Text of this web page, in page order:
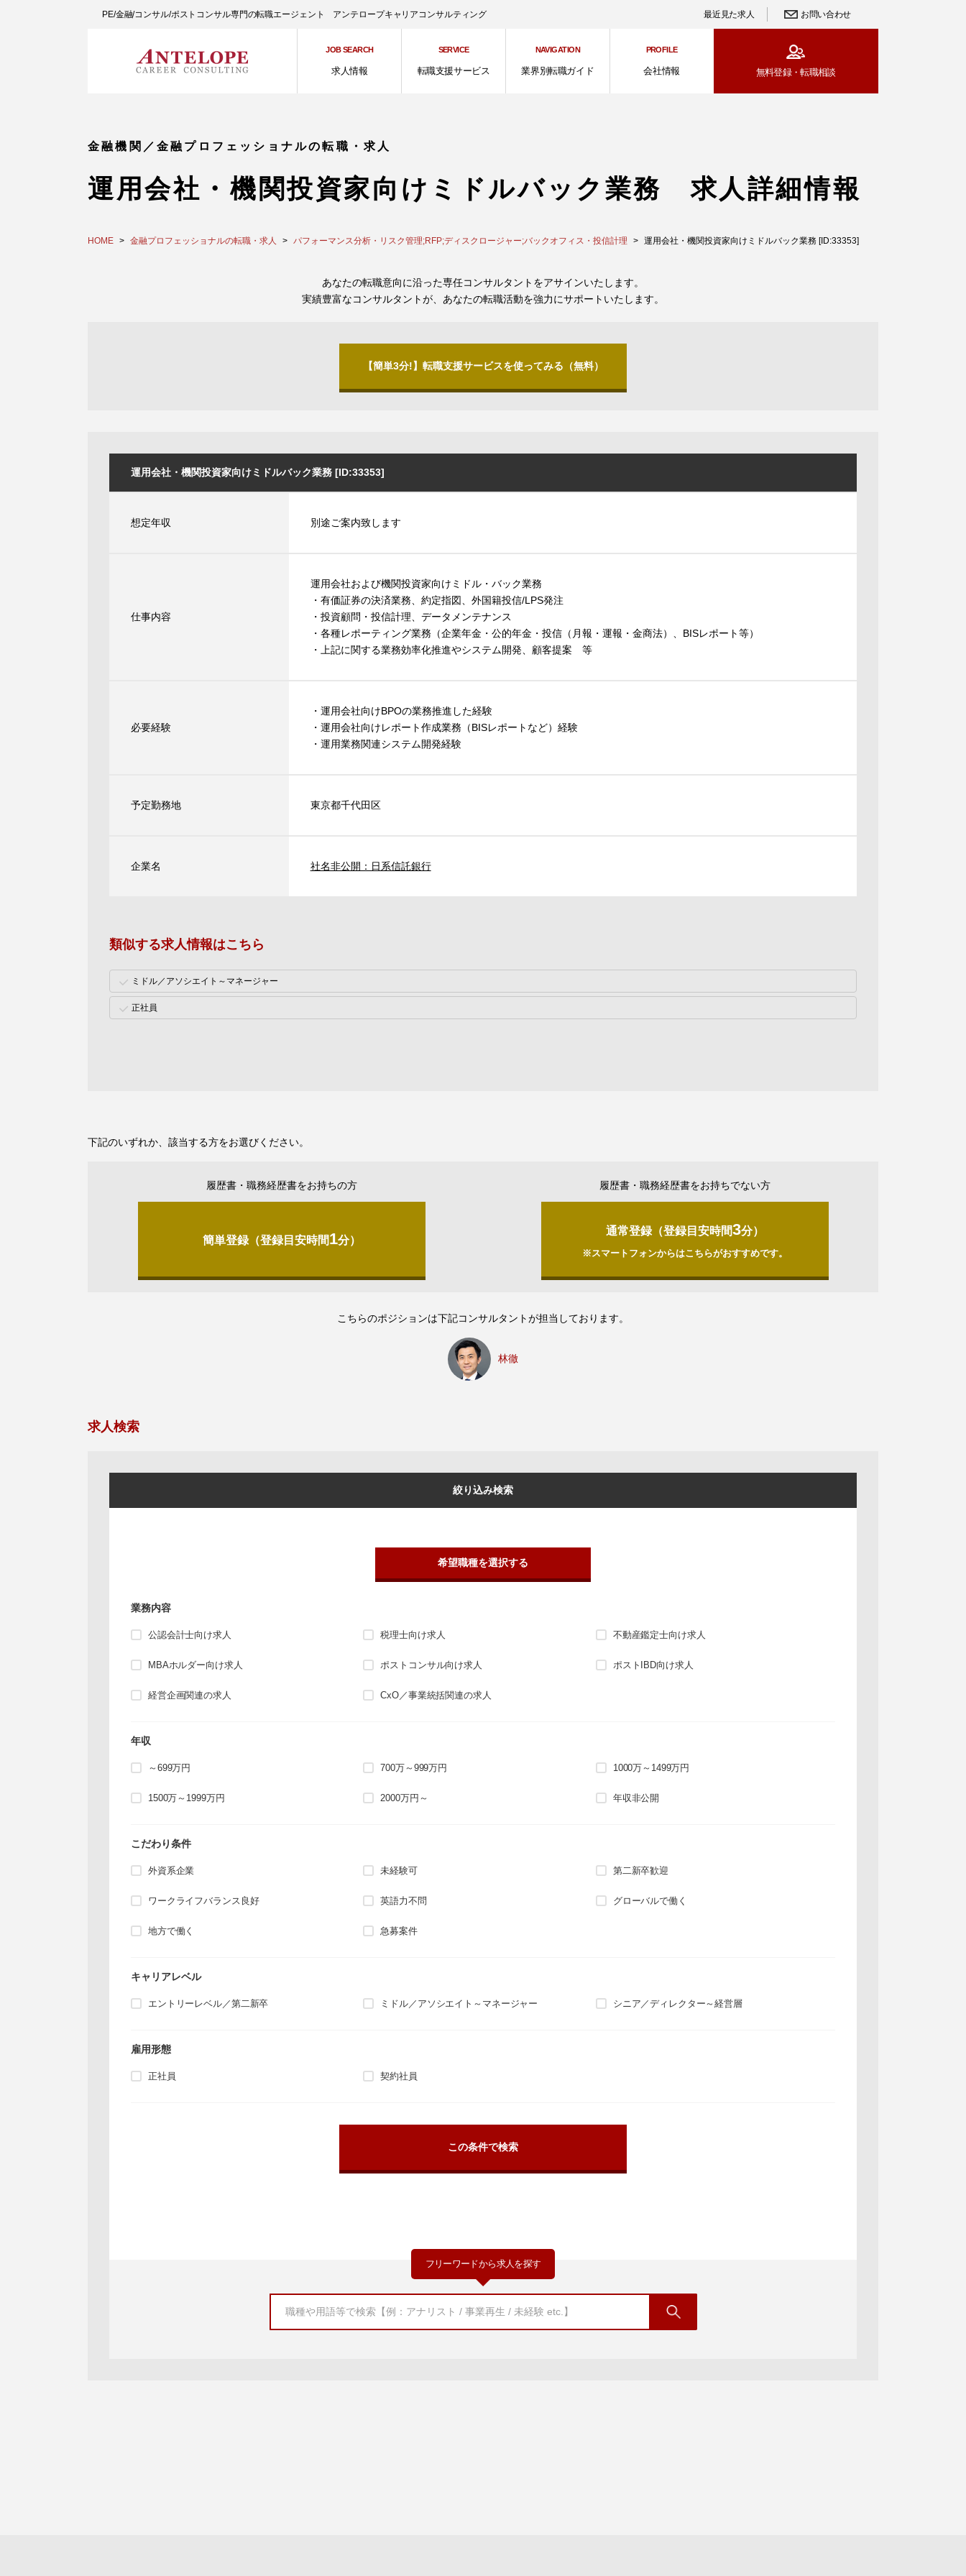
PE/金融/コンサル/ポストコンサル専門の転職エージェント アンテロープキャリアコンサルティング 最近見た求人 お問い合わせ
JOB SEARCH
求人情報
SERVICE
転職支援サービス
NAVIGATION
業界別転職ガイド
PROFILE
会社情報 無料登録・転職相談
金融機関／金融プロフェッショナルの転職・求人
運用会社・機関投資家向けミドルバック業務 求人詳細情報
HOME 金融プロフェッショナルの転職・求人 パフォーマンス分析・リスク管理;RFP;ディスクロージャー;バックオフィス・投信計理 運用会社・機関投資家向けミドルバック業務 [ID:33353]
あなたの転職意向に沿った専任コンサルタントをアサインいたします。
実績豊富なコンサルタントが、あなたの転職活動を強力にサポートいたします。
【簡単3分!】転職支援サービスを使ってみる（無料）
運用会社・機関投資家向けミドルバック業務 [ID:33353]
想定年収 別途ご案内致します
仕事内容
運用会社および機関投資家向けミドル・バック業務
・有価証券の決済業務、約定指図、外国籍投信/LPS発注
・投資顧問・投信計理、データメンテナンス
・各種レポーティング業務（企業年金・公的年金・投信（月報・運報・金商法）、BISレポート等）
・上記に関する業務効率化推進やシステム開発、顧客提案 等
必要経験
・運用会社向けBPOの業務推進した経験
・運用会社向けレポート作成業務（BISレポートなど）経験
・運用業務関連システム開発経験
予定勤務地 東京都千代田区
企業名 社名非公開：日系信託銀行
類似する求人情報はこちら
ミドル／アソシエイト～マネージャー
正社員
下記のいずれか、該当する方をお選びください。
履歴書・職務経歴書をお持ちの方
簡単登録（登録目安時間1分）
履歴書・職務経歴書をお持ちでない方
通常登録（登録目安時間3分）
※スマートフォンからはこちらがおすすめです。
こちらのポジションは下記コンサルタントが担当しております。
林徹
求人検索
絞り込み検索
希望職種を選択する
業務内容
公認会計士向け求人 税理士向け求人 不動産鑑定士向け求人
MBAホルダー向け求人 ポストコンサル向け求人 ポストIBD向け求人
経営企画関連の求人 CxO／事業統括関連の求人
年収
～699万円 700万～999万円 1000万～1499万円
1500万～1999万円 2000万円～ 年収非公開
こだわり条件
外資系企業 未経験可 第二新卒歓迎
ワークライフバランス良好 英語力不問 グローバルで働く
地方で働く 急募案件
キャリアレベル
エントリーレベル／第二新卒 ミドル／アソシエイト～マネージャー シニア／ディレクター～経営層
雇用形態
正社員 契約社員
フリーワードから求人を探す